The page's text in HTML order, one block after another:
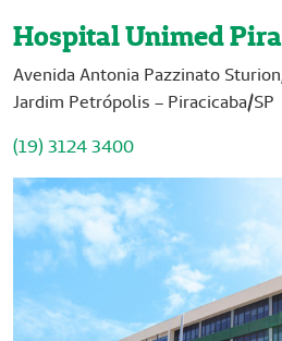
Hospital Unimed
Avenida Antonia Pazzinato
Jardim Petrópolis – Piracicaba/SP
(19) 3124 3400